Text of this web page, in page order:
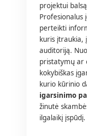
projektui
Profesionalus
perteikti
kuris įtraukia,
auditoriją.
pristatymų ar
kokybiškas
kurio kūrinio
igarsinimo
žinutė
ilgalaikį įspūdį.